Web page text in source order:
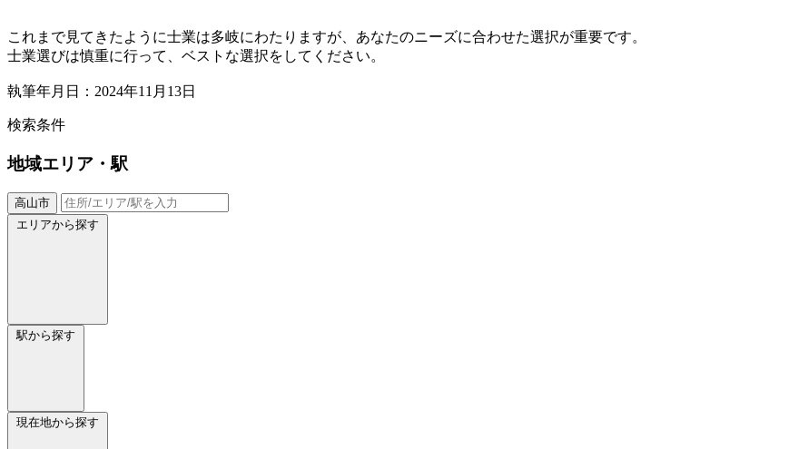
これまで見てきたように士業は多岐にわたりますが、あなたのニーズに合わせた選択が重要です。
士業選びは慎重に行って、ベストな選択をしてください。
執筆年月日：2024年11月13日
検索条件
地域エリア・駅
高山市
エリアから探す
駅から探す
現在地から探す